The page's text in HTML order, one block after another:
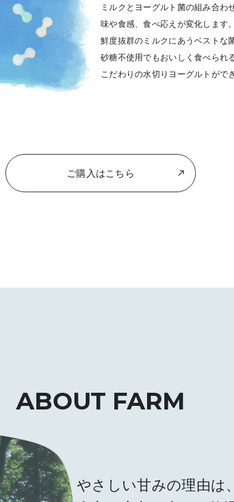
ミルクとヨーグルト菌の組み合わ
味や食感、食べ応えが変化します
鮮度抜群のミルクにあうベストな
砂糖不使用でもおいしく食べられ
こだわりの水切りヨーグルトがで
ご購入はこちら
ABOUT FARM
やさしい甘みの理由は